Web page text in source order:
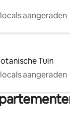
aangeraden
Tuin
aangeraden